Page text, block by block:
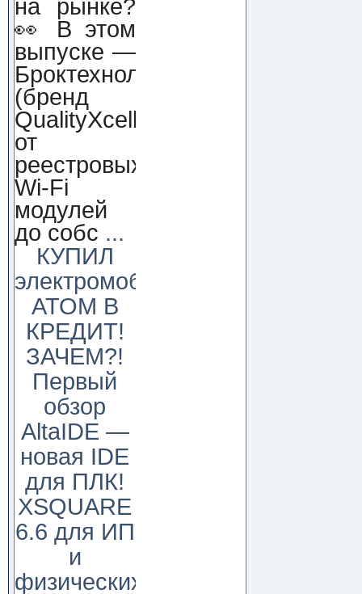
на рынке?
👀 В этом
выпуске —
Броктехнолоджи
(бренд
QualityXcellence):
от
реестровых
Wi-Fi
модулей
до собс ...
КУПИЛ
электромобиль
АТОМ В
КРЕДИТ!
ЗАЧЕМ?!
Первый
обзор
AltaIDE —
новая IDE
для ПЛК!
XSQUARE
6.6 для ИП
и
физических